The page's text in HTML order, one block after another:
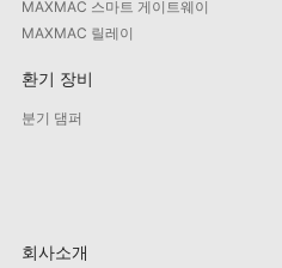
MAXMAC 스마트 게이트웨이
MAXMAC 릴레이
환기 장비
분기 댐퍼
회사소개